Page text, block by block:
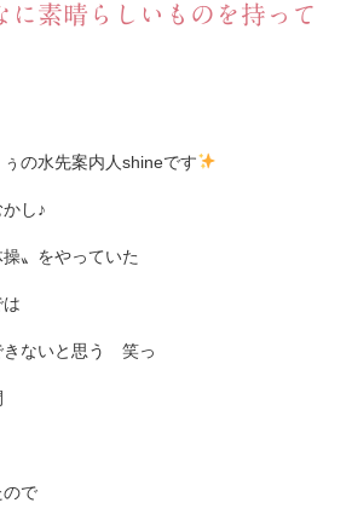
に素晴らしいものを持って
の水先案内人shineです
し♪
〟をやっていた
きないと思う 笑っ
ので